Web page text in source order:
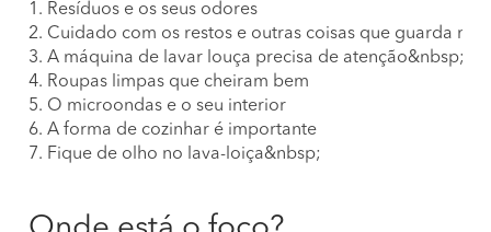
1. Resíduos e os seus odores
2. Cuidado com os restos e outras coisas que guarda no
3. A máquina de lavar louça precisa de atenção&nbsp;
4. Roupas limpas que cheiram bem
5. O microondas e o seu interior
6. A forma de cozinhar é importante
7. Fique de olho no lava-loiça&nbsp;